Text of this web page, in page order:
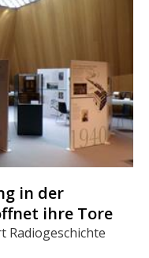
in der
ihre Tore
Radiogeschichte